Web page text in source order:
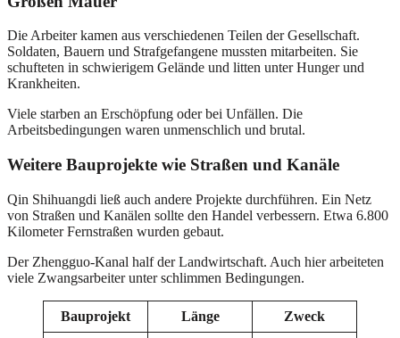
Die Arbeiter kamen aus verschiedenen Teilen der Gesellschaft.
Soldaten, Bauern und Strafgefangene mussten mitarbeiten. Sie
schufteten in schwierigem Gelände und litten unter Hunger und
Krankheiten.
Viele starben an Erschöpfung oder bei Unfällen. Die
Arbeitsbedingungen waren unmenschlich und brutal.
Weitere Bauprojekte wie Straßen und Kanäle
Qin Shihuangdi ließ auch andere Projekte durchführen. Ein Netz
von Straßen und Kanälen sollte den Handel verbessern. Etwa 6.800
Kilometer Fernstraßen wurden gebaut.
Der Zhengguo-Kanal half der Landwirtschaft. Auch hier arbeiteten
viele Zwangsarbeiter unter schlimmen Bedingungen.
Bauprojekt Länge Zweck